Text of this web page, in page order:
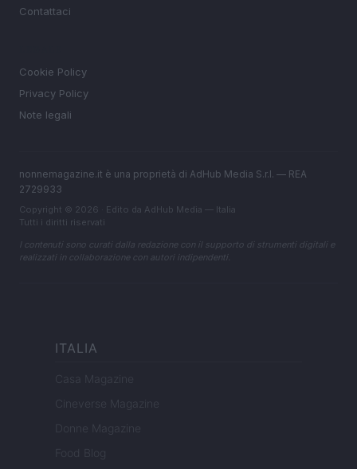
Contattaci
Cookie Policy
Privacy Policy
Note legali
nonnemagazine.it è una proprietà di AdHub Media S.r.l. — REA
2729933
Copyright © 2026 · Edito da AdHub Media — Italia
Tutti i diritti riservati
I contenuti sono curati dalla redazione con il supporto di strumenti digitali e
realizzati in collaborazione con autori indipendenti.
ITALIA
Casa Magazine
Cineverse Magazine
Donne Magazine
Food Blog